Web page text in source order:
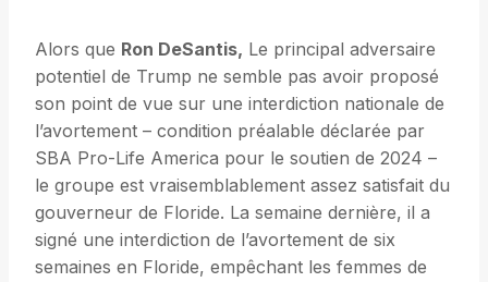
Alors que Ron DeSantis, Le principal adversaire
potentiel de Trump ne semble pas avoir proposé
son point de vue sur une interdiction nationale de
l’avortement – condition préalable déclarée par
SBA Pro-Life America pour le soutien de 2024 –
le groupe est vraisemblablement assez satisfait du
gouverneur de Floride. La semaine dernière, il a
signé une interdiction de l’avortement de six
semaines en Floride, empêchant les femmes de